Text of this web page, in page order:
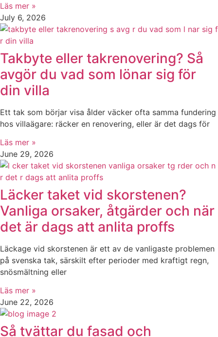
Läs mer »
July 6, 2026
Takbyte eller takrenovering? Så
avgör du vad som lönar sig för
din villa
Ett tak som börjar visa ålder väcker ofta samma fundering
hos villaägare: räcker en renovering, eller är det dags för
Läs mer »
June 29, 2026
Läcker taket vid skorstenen?
Vanliga orsaker, åtgärder och när
det är dags att anlita proffs
Läckage vid skorstenen är ett av de vanligaste problemen
på svenska tak, särskilt efter perioder med kraftigt regn,
snösmältning eller
Läs mer »
June 22, 2026
Så tvättar du fasad och